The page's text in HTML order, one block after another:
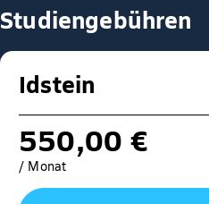
Studiengebühren
Idstein
550,00 €
/ Monat